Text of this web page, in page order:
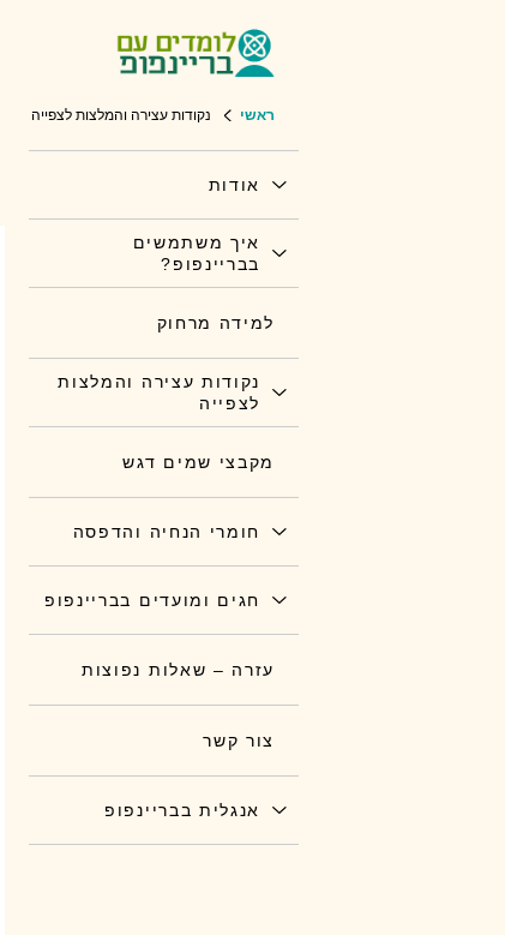
ראשי נקודות עצירה והמלצות לצפייה
אודות
איך משתמשים
בבריינפופ?
למידה מרחוק
נקודות עצירה והמלצות
לצפייה
מקבצי שמים דגש
חומרי הנחיה והדפסה
חגים ומועדים בבריינפופ
עזרה – שאלות נפוצות
צור קשר
אנגלית בבריינפופ